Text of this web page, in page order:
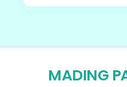
MADING